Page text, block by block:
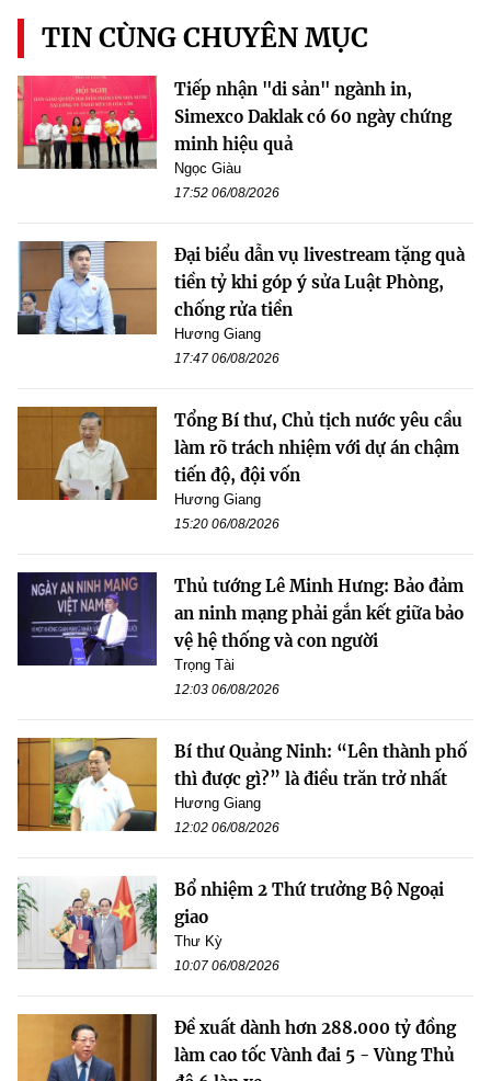
TIN CÙNG CHUYÊN MỤC
Tiếp nhận "di sản" ngành in,
Simexco Daklak có 60 ngày chứng
minh hiệu quả
Ngọc Giàu
17:52 06/08/2026
Đại biểu dẫn vụ livestream tặng quà
tiền tỷ khi góp ý sửa Luật Phòng,
chống rửa tiền
Hương Giang
17:47 06/08/2026
Tổng Bí thư, Chủ tịch nước yêu cầu
làm rõ trách nhiệm với dự án chậm
tiến độ, đội vốn
Hương Giang
15:20 06/08/2026
Thủ tướng Lê Minh Hưng: Bảo đảm
an ninh mạng phải gắn kết giữa bảo
vệ hệ thống và con người
Trọng Tài
12:03 06/08/2026
Bí thư Quảng Ninh: “Lên thành phố
thì được gì?” là điều trăn trở nhất
Hương Giang
12:02 06/08/2026
Bổ nhiệm 2 Thứ trưởng Bộ Ngoại
giao
Thư Kỳ
10:07 06/08/2026
Đề xuất dành hơn 288.000 tỷ đồng
làm cao tốc Vành đai 5 - Vùng Thủ